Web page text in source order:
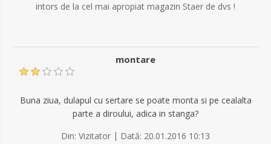
intors de la cel mai apropiat magazin Staer de dvs !
montare
Buna ziua, dulapul cu sertare se poate monta si pe cealalta
parte a diroului, adica in stanga?
Din: Vizitator | Dată: 20.01.2016 10:13